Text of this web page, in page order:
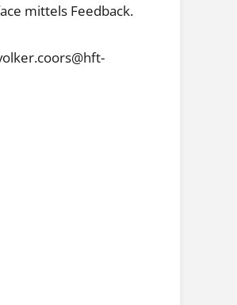
mittels Feedback.